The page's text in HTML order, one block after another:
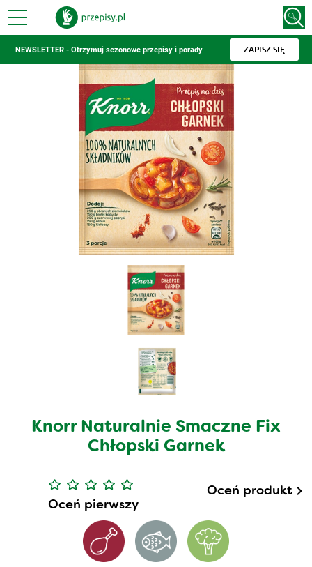
NEWSLETTER - Otrzymuj sezonowe przepisy i porady ZAPISZ SIĘ
Knorr Naturalnie Smaczne Fix
Chłopski Garnek
Oceń pierwszy
Oceń produkt